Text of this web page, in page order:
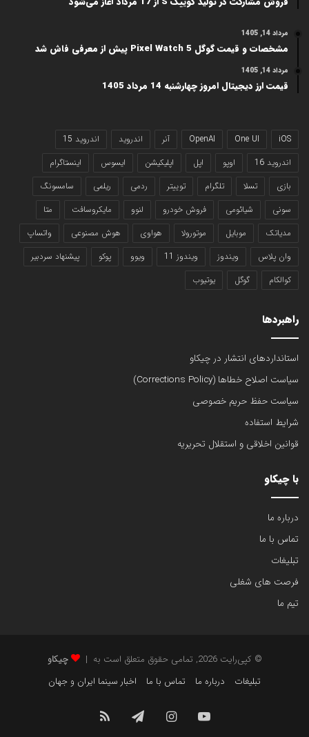
مرداد 14, 1405
مشخصات و قیمت گوگل Pixel Watch 5 پیش از معرفی فاش شد
مرداد 14, 1405
قیمت ارز دیجیتال امروز چهارشنبه 14 مرداد 1405
iOS
One UI
OpenAI آنر اندروید
اندروید 15
اندروید 16
اوپو اپل اپلیکیشن ایسوس
اینستاگرام
بازی
تسلا تلگرام توییتر ردمی ریلمی
سامسونگ
سونی
شیائومی فروش خودرو لنوو مایکروسافت
متا
مدیاتک
موبایل موتورولا هواوی هوش مصنوعی
واتساپ
وان پلاس
ویندوز ویندوز 11 ویوو پوکو
پیشنهاد سردبیر
کوالکام
گوگل یوتیوب
راهبردها
استانداردهای انتشار در چیکاو
سیاست اصلاح خطاها (Corrections Policy)
سیاست حفظ حریم خصوصی
شرایط استفاده
قوانین اخلاقی و استقلال تحریریه
با چیکاو
درباره ما
تماس با ما
تبلیغات
فرصت های شغلی
تیم ما
© کپی‌رایت 2026, تمامی حقوق متعلق است به |
چیکاو
تبلیغات
درباره ما تماس با ما اخبار سینما ایران و جهان
یوتیوب اینستاگرامتلگرام